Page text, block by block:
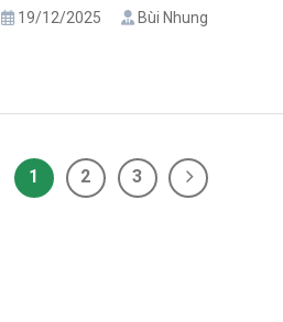
đồng thời đảm bảo hợp đồng hợp pháp [...]
19/12/2025 Bùi Nhung
1 2 3